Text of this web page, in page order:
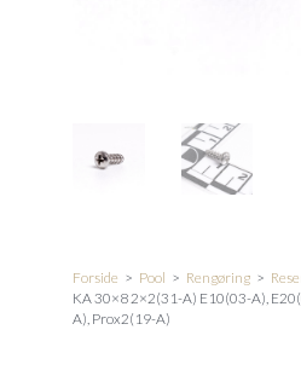
Forside > Pool > Rengøring >
KA 30×8 2×2(31-A) E10(03-A),
A), Prox2(19-A)